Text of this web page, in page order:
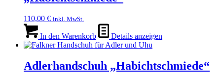
110,00 € inkl. MwSt.
In den Warenkorb Details anzeigen
Adlerhandschuh „Habichtschmiede“